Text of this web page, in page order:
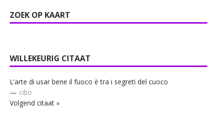
ZOEK OP KAART
WILLEKEURIG CITAAT
L’arte di usar bene il fuoco è tra i segreti del cuoco
— cibo
Volgend citaat »